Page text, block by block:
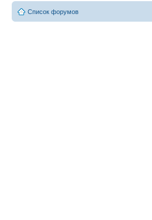
Список форумов